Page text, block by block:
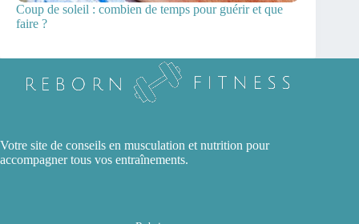
Coup de soleil : combien de temps pour guérir et que
faire ?
Votre site de conseils en musculation et nutrition pour
accompagner tous vos entraînements.